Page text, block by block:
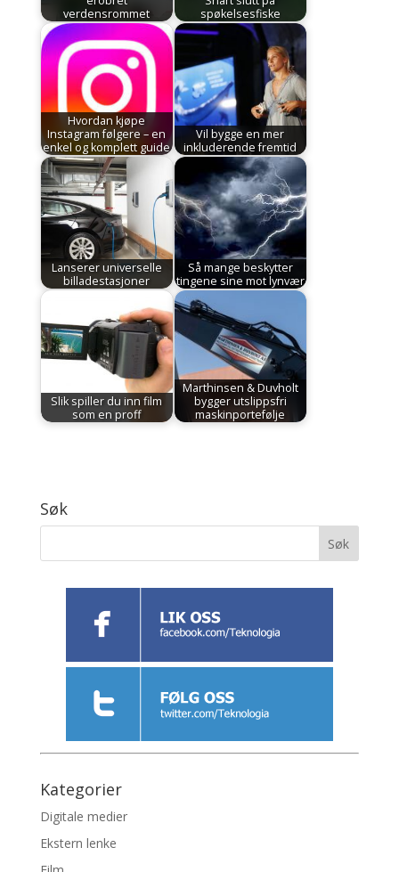
verdensrommet
spøkelsesfiske
Hvordan kjøpe
Instagram følgere – en
enkel og komplett guide
Vil bygge en mer
inkluderende fremtid
Lanserer universelle
billadestasjoner
Så mange beskytter
tingene sine mot lynvær
Slik spiller du inn film
som en proff
Marthinsen & Duvholt
bygger utslippsfri
maskinportefølje
Søk
Kategorier
Digitale medier
Ekstern lenke